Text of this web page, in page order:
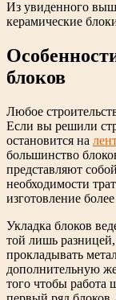
Из увиденного
керамические
блоков
Любое
Если вы решили
остановится на
большинство
представляют
необходимости
изготовление
Укладка блоков
той лишь
прокладывать
дополнительную
того чтобы